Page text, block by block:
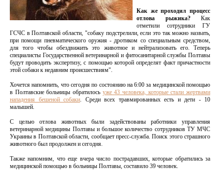
Как же проходил процесс
отлова рыжика? Как
отметили сотрудники ГУ
ГСЧС в Полтавской области, "собаку подстрелили, если это так можно назвать,
при помощи пневматического оружия - дротиком со специальным средством,
для того чтобы обездвижить это животное и нейтрализовать его. Теперь
специалисты Государственной ветеринарной и фитосанитарной службы Полтавы
будут проводить экспертизу, с помощью которой определят факт причастности
этой собаки к недавним происшествиям".
Хочется напомнить, что сегодня по состоянию на 6:00 за медицинской помощью
в Полтавские больницы обратилось уже 43 человека, которые стали жертвами
нападения бешеной собаки. Среди всех травмированных есть и дети - 10
малышей.
С целью отлова животных были задействованы работники управления
ветеринарной медицины Полтавы и большое количество сотрудников ТУ МЧС
Украины в Полтавской области, сообщает пресс-служба. Поиск этого страшного
животного был продолжен и сегодня.
Также напомним, что еще вчера число пострадавших, которые обратились за
медицинской помощью в больницы Полтавы, составило 39 человек.